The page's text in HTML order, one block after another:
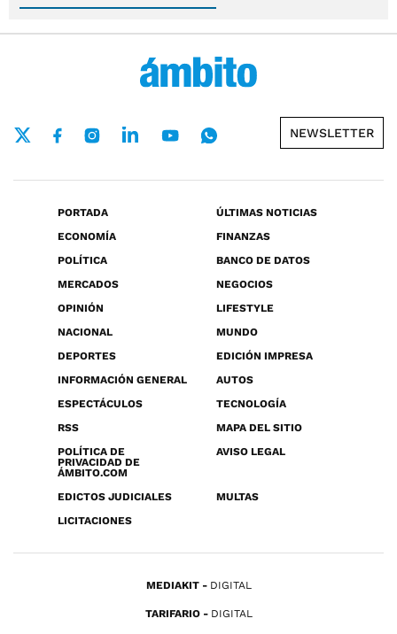
NEWSLETTER
PORTADA
ÚLTIMAS NOTICIAS
ECONOMÍA
FINANZAS
POLÍTICA
BANCO DE DATOS
MERCADOS
NEGOCIOS
OPINIÓN
LIFESTYLE
NACIONAL
MUNDO
DEPORTES
EDICIÓN IMPRESA
INFORMACIÓN GENERAL
AUTOS
ESPECTÁCULOS
TECNOLOGÍA
RSS
MAPA DEL SITIO
POLÍTICA DE
PRIVACIDAD DE
ÁMBITO.COM
AVISO LEGAL
EDICTOS JUDICIALES
MULTAS
LICITACIONES
MEDIAKIT DIGITAL
TARIFARIO DIGITAL